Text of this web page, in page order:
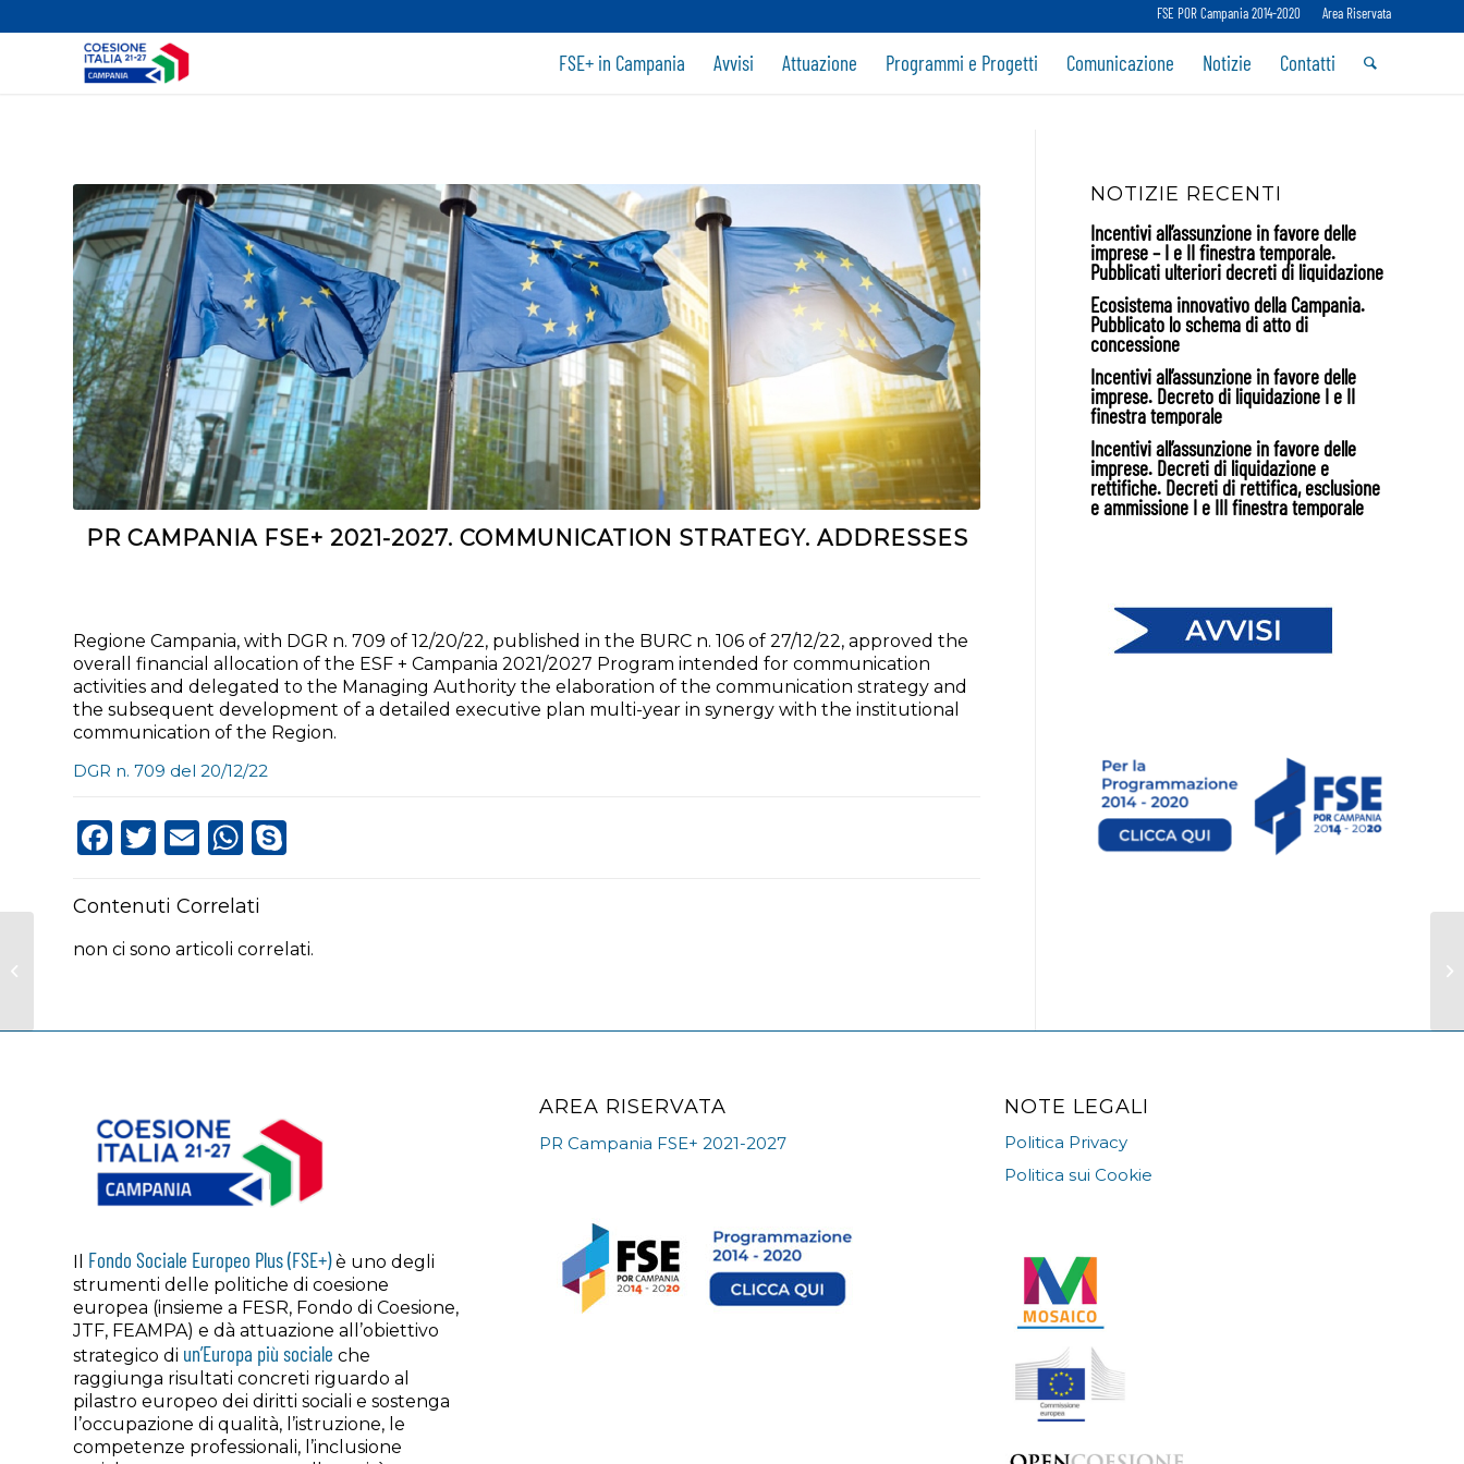
FSE POR Campania 2014-2020 Area Riservata
FSE+ in Campania Avvisi Attuazione Programmi e Progetti Comunicazione Notizie Contatti
PR CAMPANIA FSE+ 2021-2027. COMMUNICATION STRATEGY. ADDRESSES
Regione Campania, with DGR n. 709 of 12/20/22, published in the BURC n. 106 of 27/12/22, approved the
overall financial allocation of the ESF + Campania 2021/2027 Program intended for communication
activities and delegated to the Managing Authority the elaboration of the communication strategy and
the subsequent development of a detailed executive plan multi-year in synergy with the institutional
communication of the Region.
DGR n. 709 del 20/12/22
Facebook
Twitter Email WhatsApp
Contenuti Correlati
non ci sono articoli correlati.
NOTIZIE RECENTI
Incentivi all’assunzione in favore delle
imprese – I e II finestra temporale.
Pubblicati ulteriori decreti di liquidazione
Ecosistema innovativo della Campania.
Pubblicato lo schema di atto di
concessione
Incentivi all’assunzione in favore delle
imprese. Decreto di liquidazione I e II
finestra temporale
Incentivi all’assunzione in favore delle
imprese. Decreti di liquidazione e
rettifiche. Decreti di rettifica, esclusione
e ammissione I e III finestra temporale
Fondo Sociale Europeo Plus (FSE+)è uno degli
strumenti delle politiche di coesione
europea (insieme a FESR, Fondo di Coesione,
JTF, FEAMPA) e dà attuazione all’obiettivo
strategico di un’Europa più sociale che
raggiunga risultati concreti riguardo al
pilastro europeo dei diritti sociali e sostenga
l’occupazione di qualità, l’istruzione, le
competenze professionali, l’inclusione
AREA RISERVATA
PR Campania FSE+ 2021-2027
NOTE LEGALI
Politica Privacy
Politica sui Cookie
PR Campania FSE+